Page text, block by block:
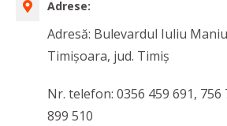
Adrese:
Adresă: Bulevardul Iuliu
Timișoara, jud. Timiș
Nr. telefon: 0356 459 691, 756
899 510